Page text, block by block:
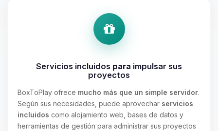
Servicios incluidos para impulsar sus
proyectos
BoxToPlay ofrece mucho más que un simple servidor.
Según sus necesidades, puede aprovechar servicios
incluidos como alojamiento web, bases de datos y
herramientas de gestión para administrar sus proyectos